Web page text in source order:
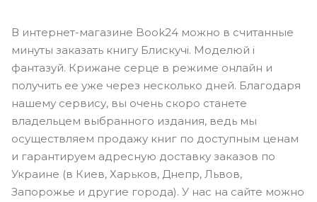
В интернет-магазине Book24 можно в считанные
минуты заказать книгу Блискучі. Моделюй і
фантазуй. Крижане серце в режиме онлайн и
получить ее уже через несколько дней. Благодаря
нашему сервису, вы очень скоро станете
владельцем выбранного издания, ведь мы
осуществляем продажу книг по доступным ценам
и гарантируем адресную доставку заказов по
Украине (в Киев, Харьков, Днепр, Львов,
Запорожье и другие города). У нас на сайте можно